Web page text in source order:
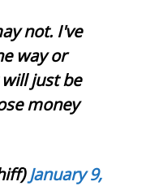
not. I've
way or
just be
money
January 9,